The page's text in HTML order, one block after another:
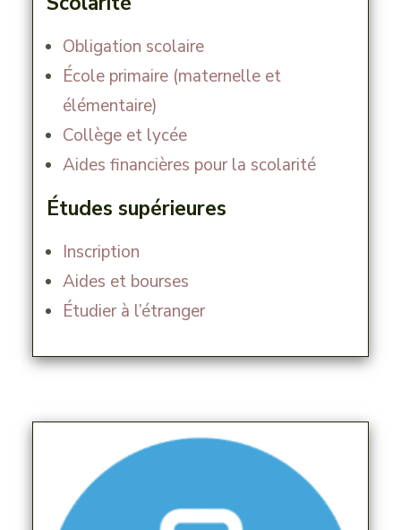
Obligation scolaire
École primaire (maternelle et
élémentaire)
Collège et lycée
Aides financières pour la scolarité
Études supérieures
Inscription
Aides et bourses
Étudier à l’étranger